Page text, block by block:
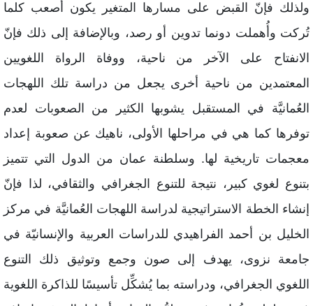
فإنّ القبض على مسارها المتغير يكون أصعب كلما
وأُهملت دونما تدوين أو رصد، وبالإضافة إلى ذلك فإنّ
على الآخر من ناحية، ووفاة الرواة اللغويين
من ناحية أخرى يجعل من دراسة تلك اللهجات
في المستقبل يشوبها الكثير من الصعوبات لعدم
كما هي في مراحلها الأولى، ناهيك عن صعوبة إعداد
تاريخية لها. وسلطنة عمان من الدول التي تتميز
لغوي كبير، نتيجة للتنوع الجغرافي والثقافي، لذا فإنّ
الخطة الاستراتيجية لدراسة اللهجات العُمانيَّة في مركز
بن أحمد الفراهيدي للدراسات العربية والإنسانيّة في
نزوى، يهدف إلى صون وجمع وتوثيق ذلك التنوع
الجغرافي، ودراسته بما يُشكِّل تأسيسًا للذاكرة اللغوية